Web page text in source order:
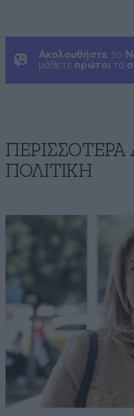
Ακολουθήστε το
μάθετε πρώτοι τα
ΠΟΛΙΤΙΚΗ